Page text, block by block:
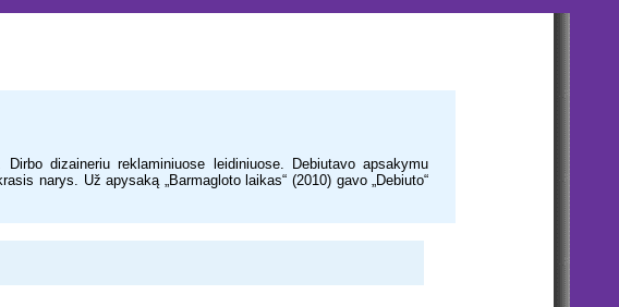
dizaineriu reklaminiuose leidiniuose. Debiutavo apsakymu
narys. Už apysaką „Barmagloto laikas“ (2010) gavo „Debiuto“